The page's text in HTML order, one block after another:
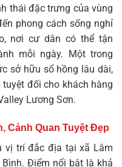
thái đặc trưng của vùng
phong cách sống nghỉ
nơi cư dân có thể tận
mỗi ngày. Một trong
sở hữu sổ hồng lâu dài,
đối cho khách hàng
Lương Sơn.
Cảnh Quan Tuyệt Đẹp
vị trí đắc địa tại xã Lâm
Điểm nổi bật là khả